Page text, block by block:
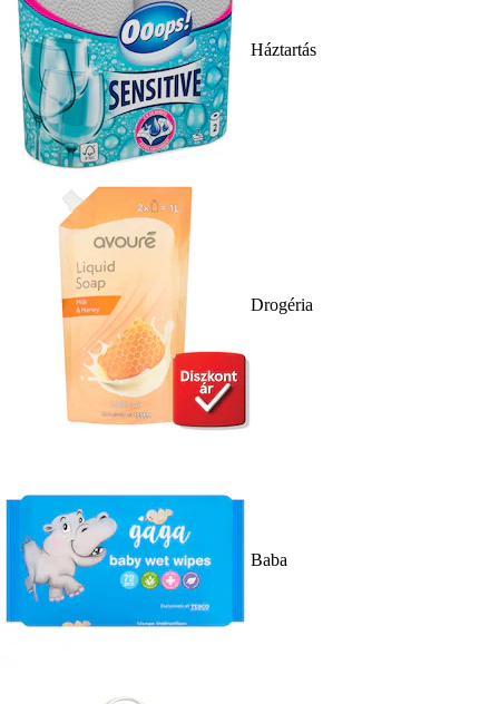
Háztartás
Drogéria
Baba